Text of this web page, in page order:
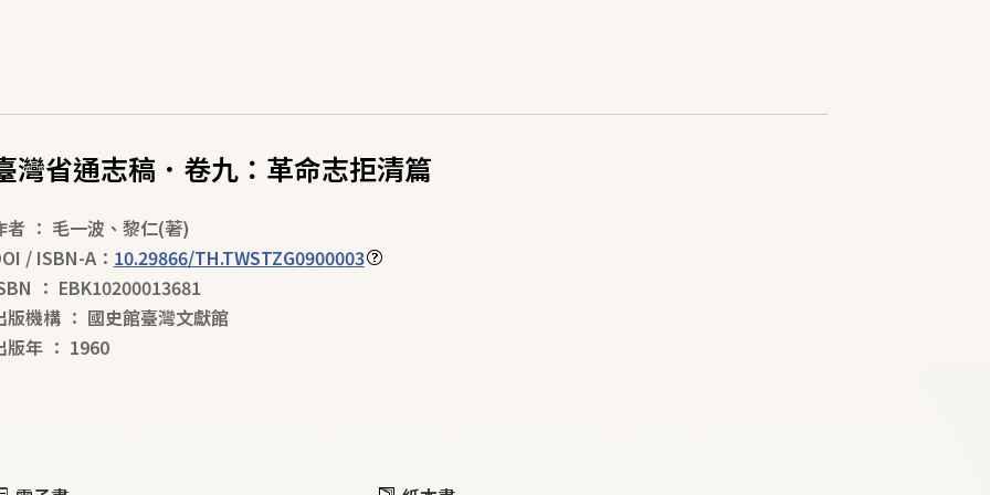
灣省通志稿．卷九：革命志拒清篇
者 ： 毛一波 、 黎仁(著)
/ ISBN-A： 10.29866/TH.TWSTZG0900003
： EBK10200013681
版機構 ： 國史館臺灣文獻館
版年 ： 1960